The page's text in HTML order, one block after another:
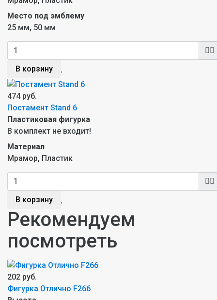
Место под эмблему
25 мм, 50 мм
В корзину
474 руб.
Постамент Stand 6
Пластиковая фигурка
В комплект не входит!
Материал
Мрамор, Пластик
В корзину
Рекомендуем
посмотреть
202 руб.
Фигурка Отлично F266